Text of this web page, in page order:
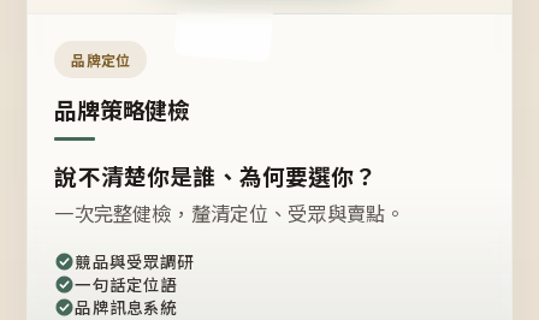
品牌定位
品牌策略健檢
說不清楚你是誰、為何要選你？
一次完整健檢，釐清定位、受眾與賣點。
競品與受眾調研
一句話定位語
品牌訊息系統